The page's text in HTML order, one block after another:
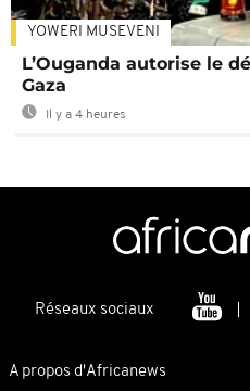
YOWERI MUSEVENI
L’Ouganda autorise le
Gaza
Il y a 4 heures
Réseaux sociaux
A propos d'Africanews